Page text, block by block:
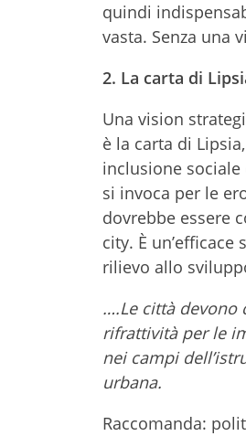
quindi
vasta. Senza una
2. La carta di
Una vision
è la carta di
inclusione sociale
si invoca per le
dovrebbe essere
city. È
rilievo allo
….Le città devono
rifrattività per le
nei campi
urbana.
Raccomanda: